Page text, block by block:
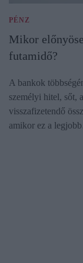
PÉNZ
Mikor
futamidő?
A bankok
személyi hitel, sőt,
visszafizetendő
amikor ez a